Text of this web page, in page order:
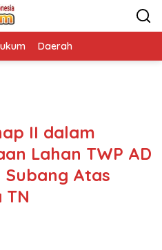
Daerah
II dalam
Lahan TWP AD
Atas
TN